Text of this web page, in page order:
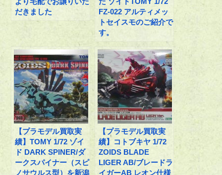
だきました
FZ-022 アルティメッ
トセイスモのご紹介で
す。
【プラモデル買取実
績】TOMY 1/72 ゾイ
ド DARK SPINER/ダ
ークスパイナー（スピ
ノサウルス型）を新潟
【プラモデル買取実
績】コトブキヤ 1/72
ZOIDS BLADE
LIGER AB/ブレードラ
イガーAB レオン仕様